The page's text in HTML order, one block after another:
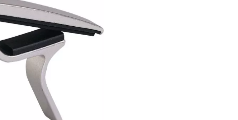
Batteries & Percu
Eveil Musical
Packs